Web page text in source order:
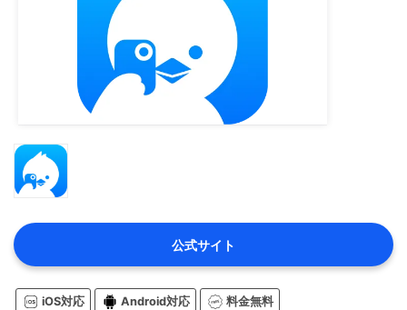
公式サイト
iOS対応 Android対応 料金無料